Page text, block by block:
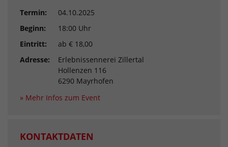
Termin:
04.10.2025
Beginn:
18:00 Uhr
Eintritt:
ab € 18,00
Adresse:
Erlebnissennerei Zillertal
Hollenzen 116
6290 Mayrhofen
» Mehr Infos zum Event
KONTAKTDATEN